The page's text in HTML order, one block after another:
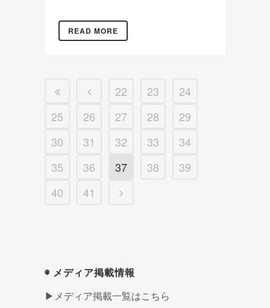
READ MORE
22 23
24
25
26 27 28
29
30
31 32 33
34
35
36 37 38
39
40
41
◉ メディア掲載情報
▶メディア掲載一覧はこちら